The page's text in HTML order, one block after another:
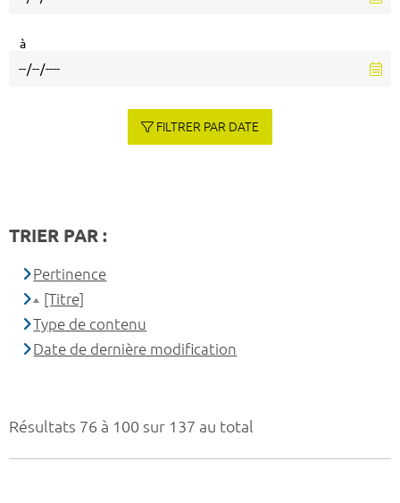
Résultats 76 à 100 sur 137 au total
à
FILTRER PAR DATE
TRIER PAR :
Pertinence
[Titre]
Type de contenu
Date de dernière modification